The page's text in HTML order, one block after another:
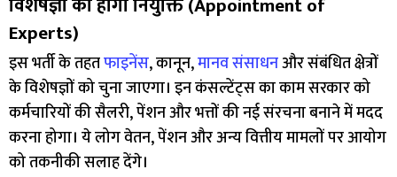
Experts)
इस भर्ती के तहतफाइनेंस, कानून,मानव संसाधनऔर संबंधित क्षेत्रों
के विशेषज्ञों को चुना जाएगा। इन कंसल्टेंट्स का काम सरकार को
कर्मचारियों की सैलरी, पेंशन और भत्तों की नई संरचना बनाने में मदद
करना होगा। ये लोग वेतन, पेंशन और अन्य वित्तीय मामलों पर आयोग
को तकनीकी सलाह देंगे।